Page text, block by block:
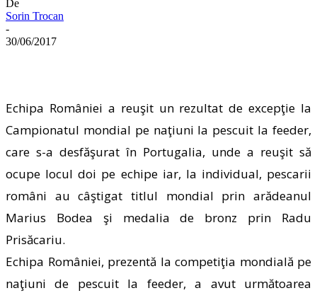
De
Sorin Trocan
-
30/06/2017
Echipa României a reuşit un rezultat de excepţie la
Campionatul mondial pe naţiuni la pescuit la feeder,
care s-a desfăşurat în Portugalia, unde a reuşit să
ocupe locul doi pe echipe iar, la individual, pescarii
români au câştigat titlul mondial prin arădeanul
Marius Bodea şi medalia de bronz prin Radu
Prisăcariu.
Echipa României, prezentă la competiţia mondială pe
naţiuni de pescuit la feeder, a avut următoarea